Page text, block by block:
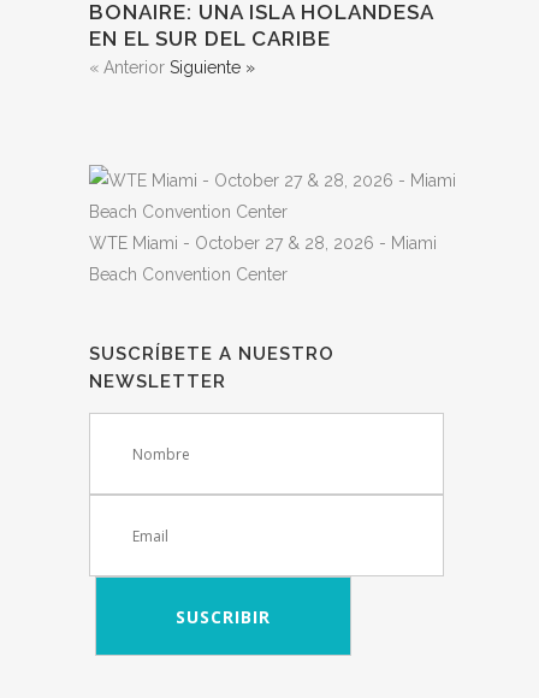
BONAIRE: UNA ISLA HOLANDESA
EN EL SUR DEL CARIBE
« Anterior Siguiente »
WTE Miami - October 27 & 28, 2026 - Miami
Beach Convention Center
SUSCRÍBETE A NUESTRO
NEWSLETTER